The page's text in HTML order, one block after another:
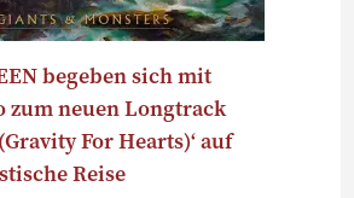
begeben sich mit
zum neuen Longtrack
For Hearts)‘ auf
Reise